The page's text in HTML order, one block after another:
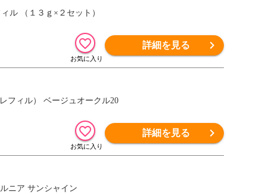
ル （１３ｇ×２セット）
詳細を見る
フィル） ベージュオークル20
詳細を見る
ニア サンシャイン